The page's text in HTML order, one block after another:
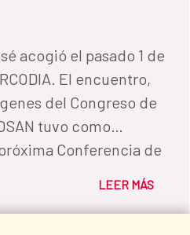
el pasado 1 de
El encuentro,
del Congreso de
tuvo como
Conferencia de
del Agua
y cuya
LEER MÁS